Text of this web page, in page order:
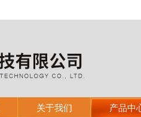
关于我们 产品中